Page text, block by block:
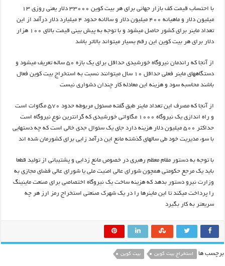
با احتساب قیمت کف بازار جهانی برای هر بیت کوین ۳۳۰۰۰ دلار یعنی روزی ۱۳
میلیون دلار و ماهیانه ۴۰۰ میلیون دلار و سالانه حدود ۴ میلیارد دلار درآمد از این
تعداد ماینر برای کشور حاصل میشود و با توجه به پیش بینی قیمت بالای ۱۰۰ هزار
دلار برای هر بیت کوین این رقم بسیار میتواند بالاتر باشد
از آنجا که راندمان نیروگاه خورشیدی حداقل برای یک بازه ۵۰ ساله تعریف میشود و
دستگاههای ماینر فعلی حداقل ۱۰ سال میتوانند نسبت به استخراج بیت کوین فعال
باشند محاسبه سود و هزینه این معادله کار چندان دشواری نیست
از آنجا که مصرف این تعداد ماینر طبق گفته مسئول مربوطه حدود ۵۷۰ مگاوات است
و راه اندازی یک نیروگاه ۱۰۰۰ مگاواتی خورشیدی که گرانترین نوع نیروگاه است
حداکثر ۵۰۰ میلیون دلار هزینه دارد جای یک سئوال جدی خالی است که چه دستهایی
با سوء مدیریت خود طی سالهای گذشته مانع این درآمد زایی برای کشورمان شده اند
با توجه به دستور مقام معظم رهبری در خصوص مانع زدایی و پشتیبانی از تولید قطعا
باید یک مرجع حکومتی همچون شورای عالی امنیت ملی یا شورای عالی فضای مجازی به
وزارت نیرو دستور بدهد که هزینه ساخت یک نیروگاه اختصاصی برای صنعت ماینینگ
را پرداخت میکند تا این ماینرها را در یک شهرک صنعتی استخراج رمز ارز هر چه
سریعتر به کار بگیرد
برچسب ها استخراج بیت کوین بیت کوین